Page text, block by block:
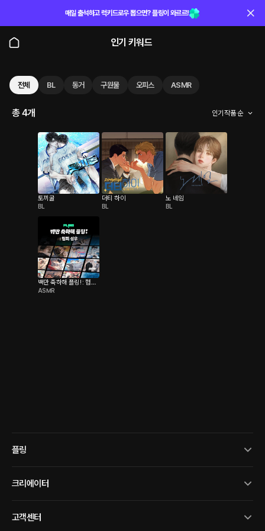
매일 출석하고 럭키드로우 뽑으면? 플링이 와르르!
인기 키워드
전체 BL 동거 구원물 오피스 ASMR
총 4개 인기 작품 순
토끼굴
BL
더티 하이
BL
노 네임
BL
백만 축하해 플링! : 협회
성우
ASMR
플링
크리에이터
고객센터